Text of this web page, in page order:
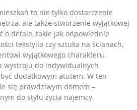
to nie tylko dostarczenie
ale także stworzenie wyjątkowej
o detale, takie jak odpowiednie
tekstylia czy sztuka na ścianach,
wyjątkowego charakteru.
wystroju do indywidualnych
dodatkowym atutem. W ten
się prawdziwym domem –
do stylu życia najemcy.